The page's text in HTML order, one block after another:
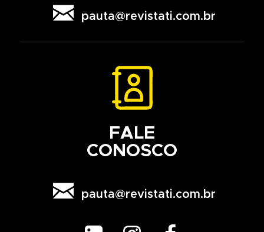
 pauta@revistati.com.br
FALE
CONOSCO
 pauta@revistati.com.br